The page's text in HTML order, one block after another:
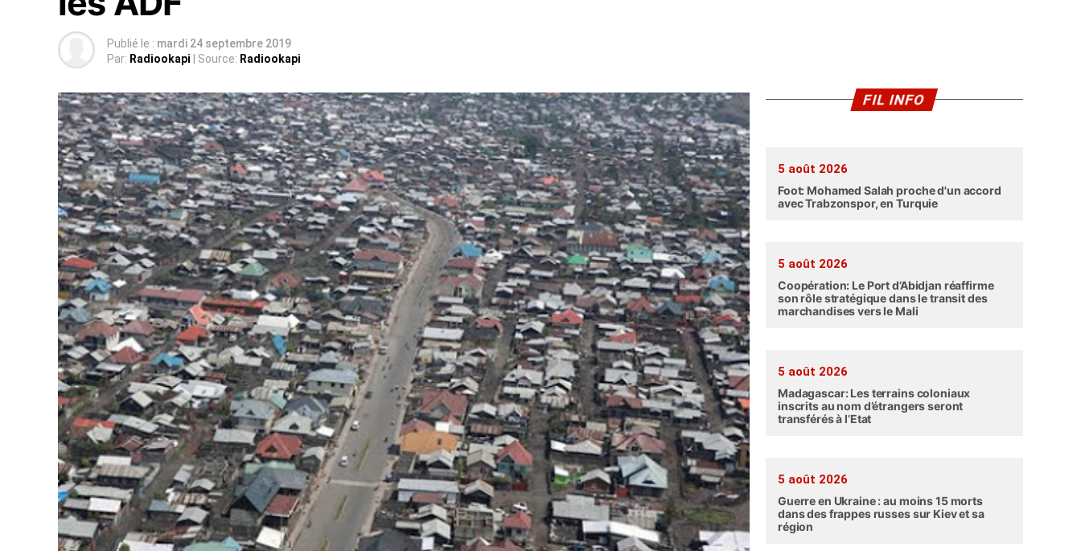
Publié le : mardi 24 septembre 2019
Par: Radiookapi | Source: Radiookapi
FIL INFO
5 août 2026
Foot: Mohamed Salah proche d'un accord
avec Trabzonspor, en Turquie
5 août 2026
Coopération: Le Port d’Abidjan réaffirme
son rôle stratégique dans le transit des
marchandises vers le Mali
5 août 2026
Madagascar: Les terrains coloniaux
inscrits au nom d’étrangers seront
transférés à l’Etat
5 août 2026
Guerre en Ukraine : au moins 15 morts
dans des frappes russes sur Kiev et sa
région